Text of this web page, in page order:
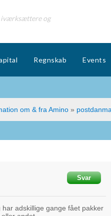
iværksættere og
Regnskab Events
om & fra Amino »
Svar
adskillige gange fået pakker